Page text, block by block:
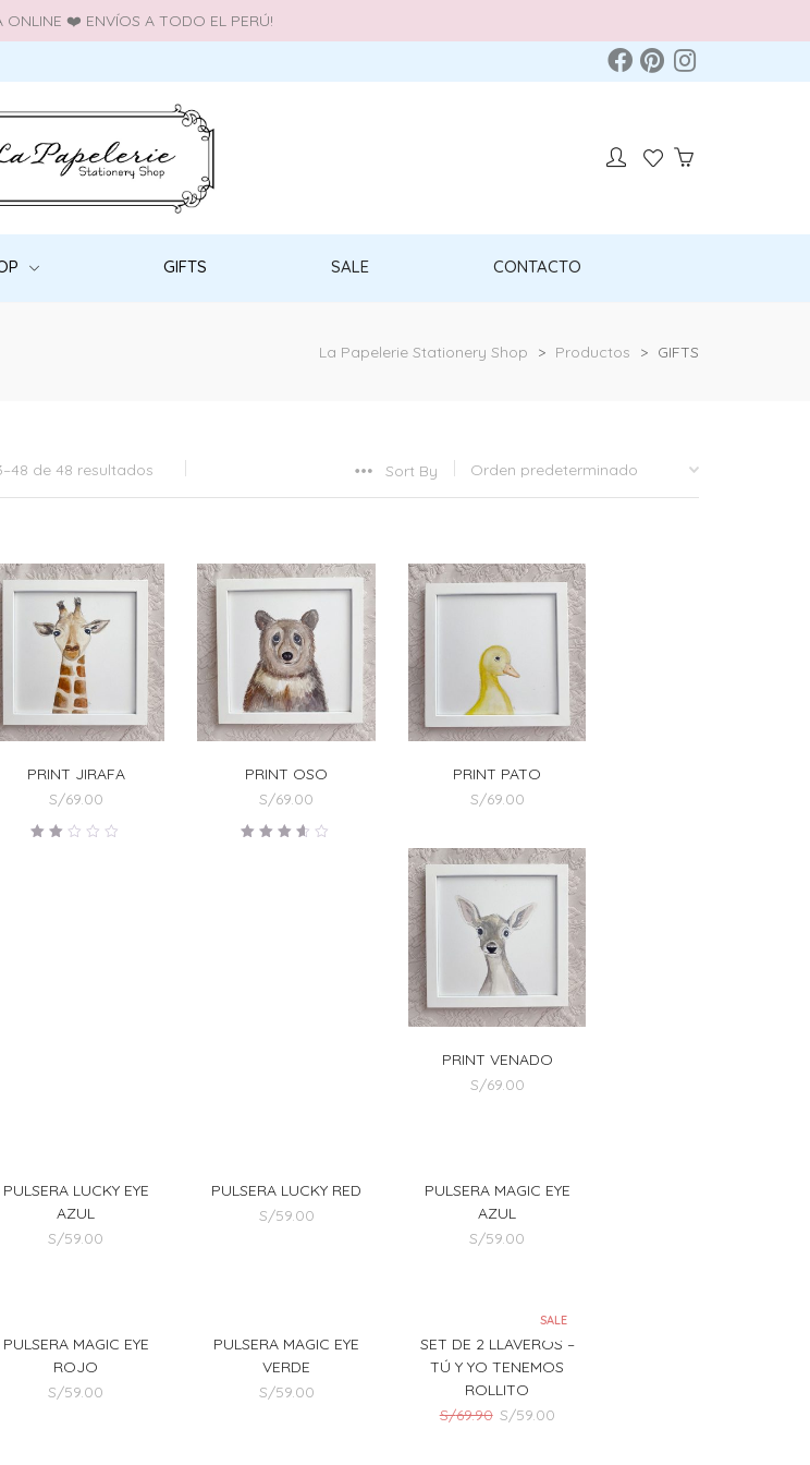
❤️ ENVÍOS A TODO EL PERÚ!
GIFTS SALE CONTACTO
La Papelerie Stationery Shop > Productos > GIFTS
de 48 resultados Sort By
PRINT JIRAFA
S/69.00
PRINT OSO
S/69.00
PRINT PATO
S/69.00
PRINT VENADO
S/69.00
PULSERA LUCKY EYE
AZUL
S/59.00
PULSERA LUCKY RED
S/59.00
PULSERA MAGIC EYE
AZUL
S/59.00
PULSERA MAGIC EYE
ROJO
S/59.00
PULSERA MAGIC EYE
VERDE
S/59.00
SALE
SET DE 2 LLAVEROS –
TÚ Y YO TENEMOS
ROLLITO
S/69.90 El
S/59.00El